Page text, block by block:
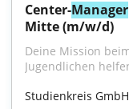
Center-Manager
Mitte (m/w/d)
Deine Mission
Jugendlichen
Studienkreis GmbH